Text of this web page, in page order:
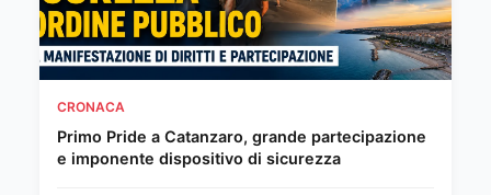
CRONACA
Primo Pride a Catanzaro, grande partecipazione
e imponente dispositivo di sicurezza